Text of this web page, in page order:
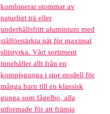
kombinerar stommar av
naturligt trä eller
underhållsfritt aluminium med
stålförstärkta nät för maximal
slitstyrka. Vårt sortiment
innehåller allt från en
kompisgunga i stor modell för
många barn till en klassisk
gunga som fågelbo, alla
utformade för att främja